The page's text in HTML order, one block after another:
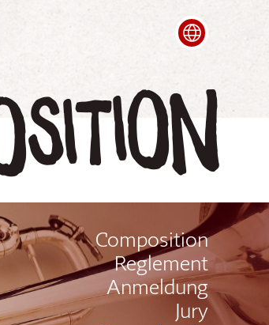
Français
Composition
Reglement
Anmeldung
Jury